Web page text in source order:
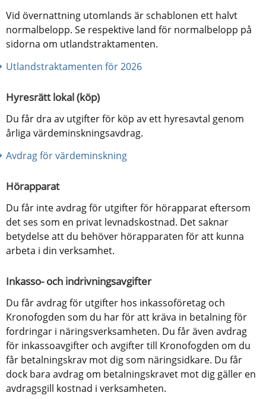
Vid övernattning utomlands är schablonen ett halvt
normalbelopp. Se respektive land för normalbelopp på
sidorna om utlandstraktamenten.
Utlandstraktamenten för 2026
Hyresrätt lokal (köp)
Du får dra av utgifter för köp av ett hyresavtal genom
årliga värdeminskningsavdrag.
Avdrag för värdeminskning
Hörapparat
Du får inte avdrag för utgifter för hörapparat eftersom
det ses som en privat levnadskostnad. Det saknar
betydelse att du behöver hörapparaten för att kunna
arbeta i din verksamhet.
Inkasso- och indrivningsavgifter
Du får avdrag för utgifter hos inkassoföretag och
Kronofogden som du har för att kräva in betalning för
fordringar i näringsverksamheten. Du får även avdrag
för inkassoavgifter och avgifter till Kronofogden om du
får betalningskrav mot dig som näringsidkare. Du får
dock bara avdrag om betalningskravet mot dig gäller en
avdragsgill kostnad i verksamheten.